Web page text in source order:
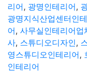
리어, 광명인테리어,
광명지식산업센터인
어, 사무실인테리어업
사, 스튜디오디자인,
영스튜디오인테리어,
인테리어